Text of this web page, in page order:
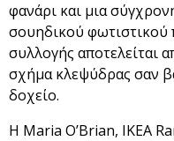
φανάρι και μια
σουηδικού
συλλογής αποτελείται
σχήμα κλεψύδρας σαν
δοχείο.
Η Maria O’Brian, IKEA